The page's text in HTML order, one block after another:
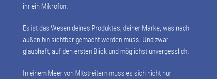
ihr ein Mikrofon.
Es ist das Wesen deines Produktes, deiner Marke, was nach
außen hin sichtbar gemacht werden muss. Und zwar
glaubhaft, auf den ersten Blick und möglichst unvergesslich.
In einem Meer von Mitstreitern muss es sich nicht nur